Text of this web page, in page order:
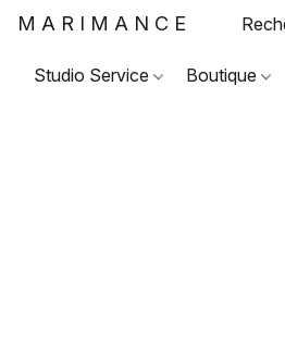
MARIMANCE
Studio Service Boutique